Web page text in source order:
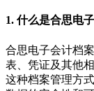
1. 什么是合思电
合思电子会计档
表、凭证及其他
这种档案管理方